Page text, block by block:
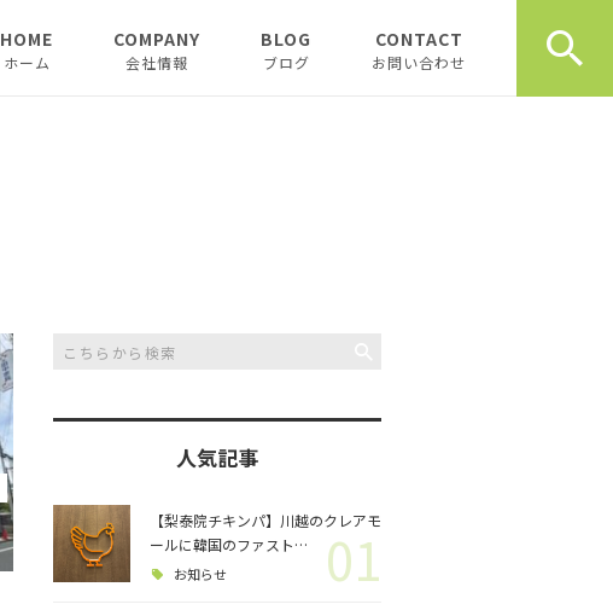
HOME
ホーム
COMPANY
会社情報
BLOG
ブログ
チュンダの餃子 復活プ
ロジェクト
CONTACT
お問い合わせ
人気記事
【梨泰院チキンパ】川越のクレアモ
ールに韓国のファスト…
お知らせ 01